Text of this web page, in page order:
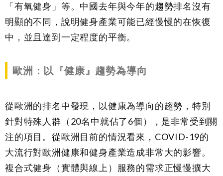
「有氧健身」等。中國去年與今年的趨勢排名沒有
明顯的不同，說明健身產業可能已經慢慢的在恢復
中，並且達到一定程度的平衡。
歐洲：以『健康』趨勢為導向
從歐洲的排名中發現，以健康為導向的趨勢，特別
針對特殊人群（20名中就佔了6個），是非常受到關
注的項目。從歐洲目前的情況看來，COVID-19的
大流行對歐洲健康和健身產業造成非常大的影響。
複合式健身（實體與線上）服務的需求正慢慢擴大